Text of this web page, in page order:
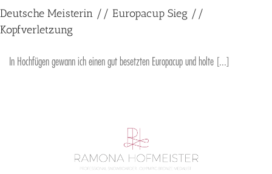
Deutsche Meisterin // Europacup Sieg //
Kopfverletzung
In Hochfügen gewann ich einen gut besetzten Europacup und holte [...]